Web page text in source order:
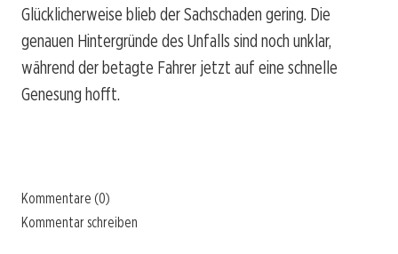
Glücklicherweise blieb der Sachschaden gering. Die
genauen Hintergründe des Unfalls sind noch unklar,
während der betagte Fahrer jetzt auf eine schnelle
Genesung hofft.
Kommentare (0)
Kommentar schreiben